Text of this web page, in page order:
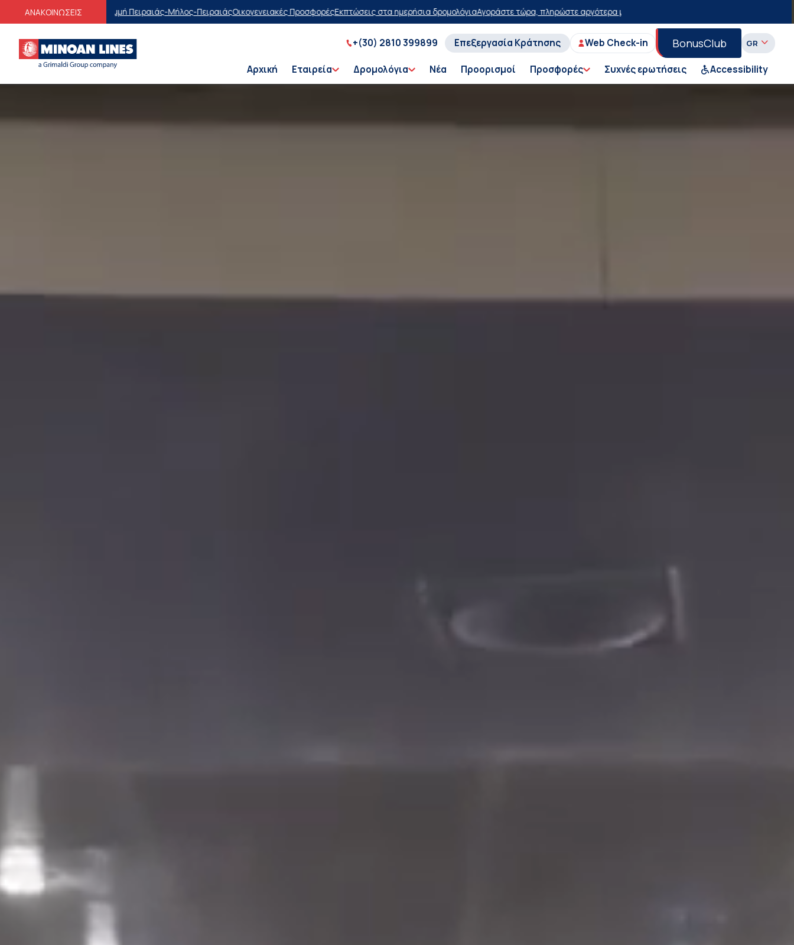
ΑΝΑΚΟΙΝΩΣΕΙΣ
Πειραιάς-Μήλος-ΠειραιάςΟικογενειακές ΠροσφορέςΕκπτώσεις στα ημερήσια δρομολόγιαΑγοράστε τώρα, πληρώστε αργότερα με έκπτωση 15 ευρώ!50% έκπτωση στο εισιτήριο του Ι.Χ. στη Γραμμή
+(30) 2810 399899 Επεξεργασία Κράτησης Web Check-in BonusClub
Αρχική Εταιρεία Δρομολόγια Νέα Προορισμοί Προσφορές Συχνές ερωτήσεις Accessibility